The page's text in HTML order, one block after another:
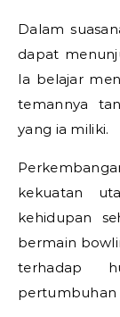
Dalam
dapat
Ia belajar
temannya
yang ia miliki.
kekuatan
kehidupan
bermain
terhadap
pertumbuhan